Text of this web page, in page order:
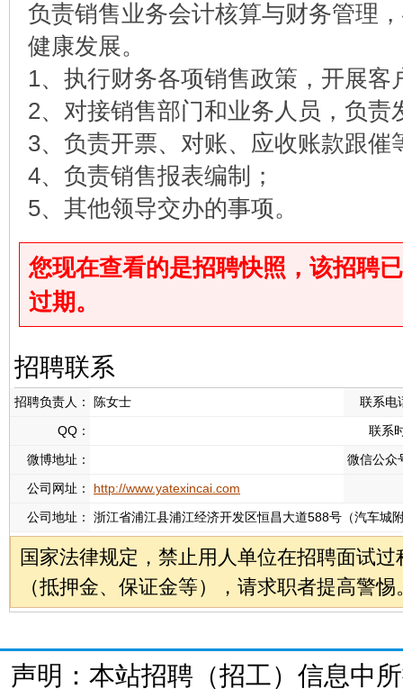
负责销售业务会计核算与财务管理
健康发展。
1、执行财务各项销售政策，开展客
2、对接销售部门和业务人员，负责
3、负责开票、对账、应收账款跟催
4、负责销售报表编制；
5、其他领导交办的事项。
您现在查看的是招聘快照，该招聘
过期。
招聘联系
招聘负责人： 陈女士
联系电
QQ：
联系
微博地址：
微信公众
公司网址：
http://www.yatexincai.com
公司地址：
浙江省浦江县浦江经济开发区恒昌大道588号（汽车城
国家法律规定，禁止用人单位在招聘面试
（抵押金、保证金等），请求职者提高警惕
声明：本站招聘（招工）信息中